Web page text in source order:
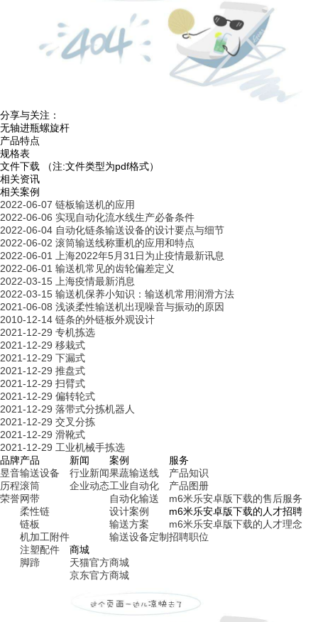
分享与关注：
无轴进瓶螺旋杆
产品特点
规格表
文件下载
（注:文件类型为pdf格式）
相关资讯
相关案例
2022-06-07 链板输送机的应用
2022-06-06 实现自动化流水线生产必备条件
2022-06-04 自动化链条输送设备的设计要点与细节
2022-06-02 滚筒输送线称重机的应用和特点
2022-06-01 上海2022年5月31日为止疫情最新讯息
2022-06-01 输送机常见的齿轮偏差定义
2022-03-15 上海疫情最新消息
2022-03-15 输送机保养小知识：输送机常用润滑方法
2021-06-08 浅谈柔性输送机出现噪音与振动的原因
2010-12-14 链条的外链板外观设计
2021-12-29 专机拣选
2021-12-29 移栽式
2021-12-29 下漏式
2021-12-29 推盘式
2021-12-29 扫臂式
2021-12-29 偏转轮式
2021-12-29 落带式分拣机器人
2021-12-29 交叉分拣
2021-12-29 滑靴式
2021-12-29 工业机械手拣选
品牌
昱音
历程
荣誉
产品
输送设备
滚筒
网带
柔性链
链板
机加工附件
注塑配件
脚蹄
新闻
行业新闻
企业动态
案例
果蔬输送线
工业自动化
自动化输送
设计案例
输送方案
输送设备定制
服务
产品知识
产品图册
m6米乐安卓版下载的售后服务
m6米乐安卓版下载的人才招聘
m6米乐安卓版下载的人才理念
招聘职位
商城
天猫官方商城
京东官方商城